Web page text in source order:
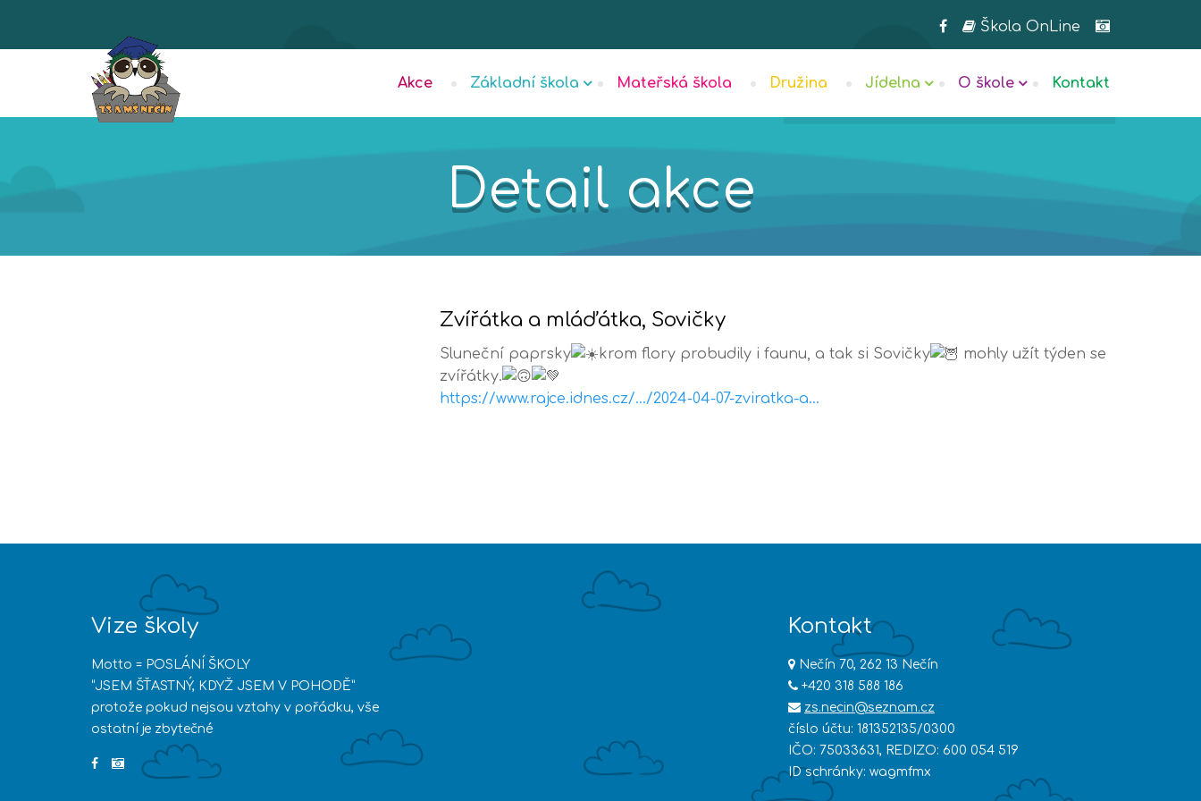
Škola OnLine
Akce Základní škola Mateřská škola Družina Jídelna O škole Kontakt
Detail akce
Zvířátka a mláďátka, Sovičky
Sluneční paprsky krom flory probudily i faunu, a tak si Sovičky
mohly užít týden se
zvířátky.
https://www.rajce.idnes.cz/…/2024-04-07-zviratka-a…
Vize školy
Motto = POSLÁNÍ ŠKOLY
“JSEM ŠŤASTNÝ, KDYŽ JSEM V POHODĚ”
protože pokud nejsou vztahy v pořádku, vše
ostatní je zbytečné
Kontakt
Nečín 70, 262 13 Nečín
+420 318 588 186
zs.necin@seznam.cz
číslo účtu: 181352135/0300
IČO: 75033631, REDIZO: 600 054 519
ID schránky: wagmfmx